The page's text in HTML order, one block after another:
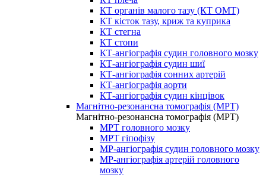
КТ органів малого тазу (КТ ОМТ)
КТ кісток тазу, криж та куприка
КТ стегна
КТ стопи
КТ-ангіографія судин головного мозку
КТ-ангіографія судин шиї
КТ-ангіографія сонних артерій
КТ-ангіографія аорти
КТ-ангіографія судин кінцівок
Магнітно-резонансна томографія (МРТ)
Магнітно-резонансна томографія (МРТ)
МРТ головного мозку
МРТ гіпофізу
МР-ангіографія судин головного мозку
МР-ангіографія артерій головного
мозку